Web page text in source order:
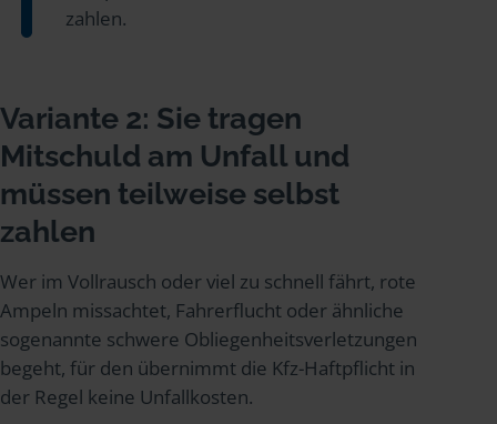
zahlen.
Variante 2: Sie tragen
Mitschuld am Unfall und
müssen teilweise selbst
zahlen
Wer im Vollrausch oder viel zu schnell fährt, rote
Ampeln missachtet, Fahrerflucht oder ähnliche
sogenannte schwere Obliegenheitsverletzungen
begeht, für den übernimmt die Kfz-Haftpflicht in
der Regel keine Unfallkosten.